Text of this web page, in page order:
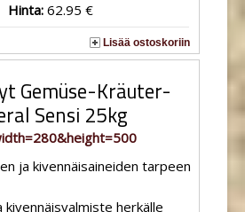
Hinta:62.95 €
Lisää ostoskoriin
Gemüse-Kräuter-
Sensi 25kg
ja kivennäisaineiden tarpeen
kivennäisvalmiste herkälle